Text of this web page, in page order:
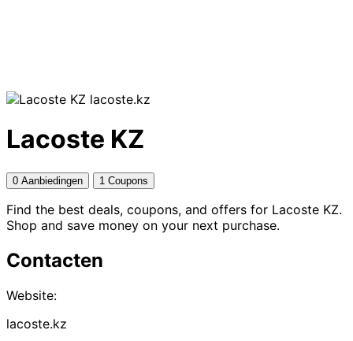
lacoste.kz
Lacoste KZ
0 Aanbiedingen 1 Coupons
Find the best deals, coupons, and offers for Lacoste KZ.
Shop and save money on your next purchase.
Contacten
Website:
lacoste.kz